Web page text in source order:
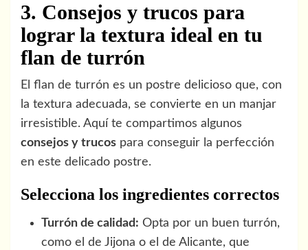
3. Consejos y trucos para
lograr la textura ideal en tu
flan de turrón
El flan de turrón es un postre delicioso que, con
la textura adecuada, se convierte en un manjar
irresistible. Aquí te compartimos algunos
consejos y trucos para conseguir la perfección
en este delicado postre.
Selecciona los ingredientes correctos
Turrón de calidad: Opta por un buen turrón,
como el de Jijona o el de Alicante, que